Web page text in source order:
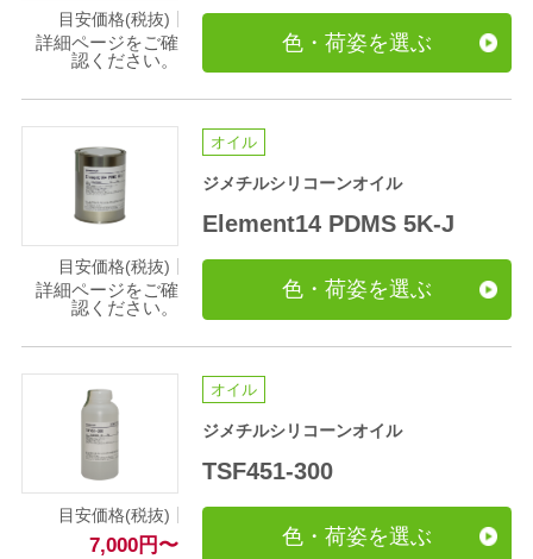
目安価格(税抜)
詳細ページをご確
認ください。
色・荷姿を選ぶ
オイル
ジメチルシリコーンオイル
Element14 PDMS 5K-J
目安価格(税抜)
詳細ページをご確
認ください。
色・荷姿を選ぶ
オイル
ジメチルシリコーンオイル
TSF451-300
目安価格(税抜)
7,000円 〜 色・荷姿を選ぶ